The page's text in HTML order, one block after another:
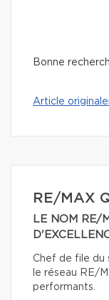
Bonne
Article
RE/MAX
LE NOM RE/
Chef de file du
le réseau RE/
performants.